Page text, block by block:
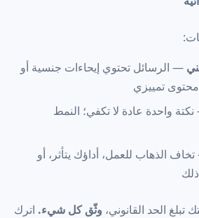
— الرسائل تحتوي إيحاءات جنسية أو
تمييزي
واحدة عادة لا تكفي؛ النمط
الذهاب للعمل، أداؤك يتأثر، أو
تبلغ الحد القانوني، وثّق كل شيء. اترك